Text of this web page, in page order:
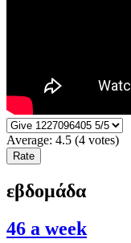
Average: 4.5 (4 votes)
εβδομάδα
46 a week